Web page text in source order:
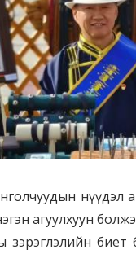
агуулхуун
биет